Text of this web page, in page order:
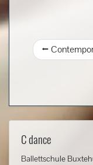
C dance
Ballettschule